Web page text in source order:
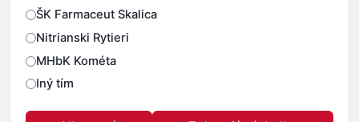
ŠK Farmaceut Skalica
Nitrianski Rytieri
MHbK Kométa
Iný tím